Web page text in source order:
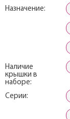
Назначение:
Наличие
крышки в
наборе:
Серии: